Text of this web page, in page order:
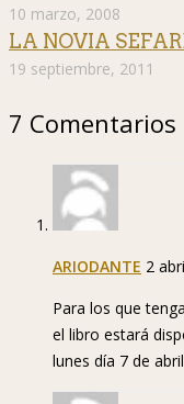
10 marzo, 2008
LA NOVIA
19 septiembre, 2011
7 Comentarios
ARIODANTE 2
Para los que
el libro estará
lunes día 7 de